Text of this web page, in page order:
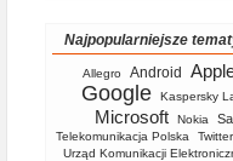
Najpopularniejsze
Allegro Android
Google Kaspersky
Microsoft Nokia
Telekomunikacja Polska Twitter
Urząd Komunikacji